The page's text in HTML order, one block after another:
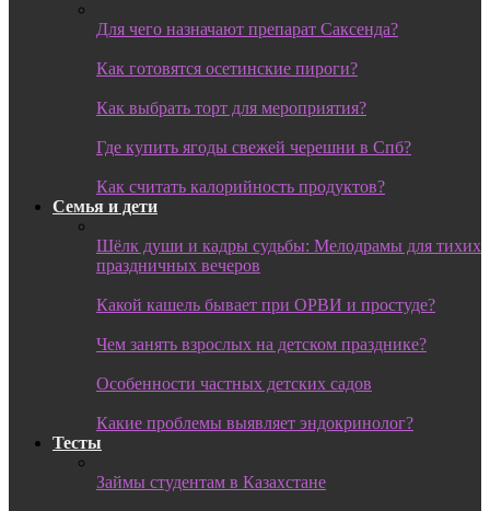
Для чего назначают препарат Саксенда?
Как готовятся осетинские пироги?
Как выбрать торт для мероприятия?
Где купить ягоды свежей черешни в Спб?
Как считать калорийность продуктов?
Семья и дети
Шёлк души и кадры судьбы: Мелодрамы для тихих
праздничных вечеров
Какой кашель бывает при ОРВИ и простуде?
Чем занять взрослых на детском празднике?
Особенности частных детских садов
Какие проблемы выявляет эндокринолог?
Тесты
Займы студентам в Казахстане